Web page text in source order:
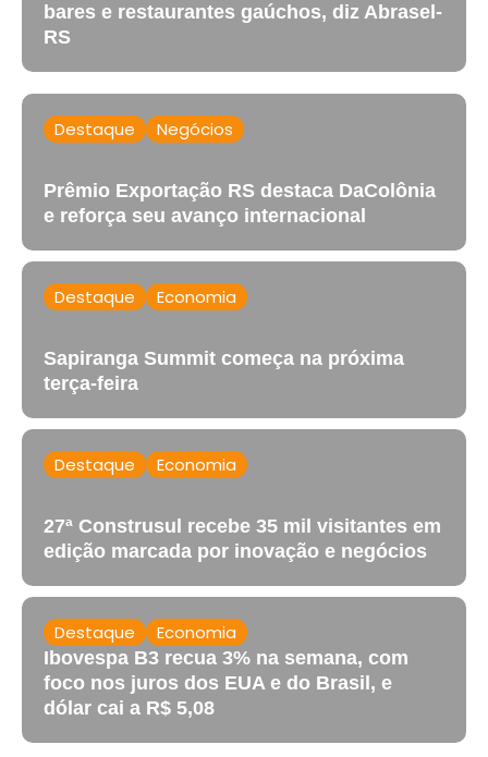
bares e restaurantes gaúchos, diz Abrasel-
RS
Destaque Negócios
Prêmio Exportação RS destaca DaColônia
e reforça seu avanço internacional
Destaque Economia
Sapiranga Summit começa na próxima
terça-feira
Destaque Economia
27ª Construsul recebe 35 mil visitantes em
edição marcada por inovação e negócios
Destaque Economia
Ibovespa B3 recua 3% na semana, com
foco nos juros dos EUA e do Brasil, e
dólar cai a R$ 5,08